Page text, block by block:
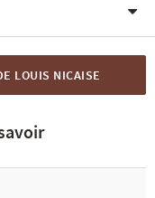
LOUIS NICAISE